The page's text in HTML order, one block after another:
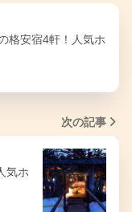
格安宿4軒！人気ホ
次の記事
気ホ